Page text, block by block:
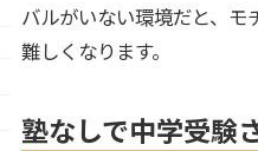
バルがいない環境だと、
難しくなります。
塾なしで中学受験